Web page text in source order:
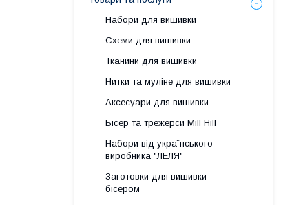
Набори для вишивки
Схеми для вишивки
Тканини для вишивки
Нитки та муліне для вишивки
Аксесуари для вишивки
Бісер та трежерси Mill Hill
Набори від українського
виробника "ЛЕЛЯ"
Заготовки для вишивки
бісером